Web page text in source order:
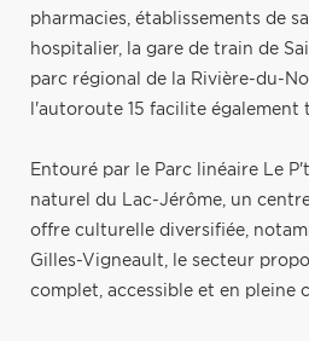
pharmacies, établissements de
hospitalier, la gare de train de
parc régional de la Rivière-du-
l'autoroute 15 facilite également
Entouré par le Parc linéaire Le
naturel du Lac-Jérôme, un
offre culturelle diversifiée,
Gilles-Vigneault, le secteur
complet, accessible et en pleine